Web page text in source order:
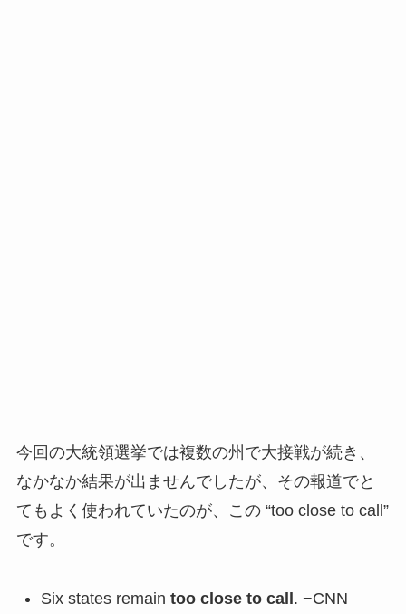
今回の大統領選挙では複数の州で大接戦が続き、
なかなか結果が出ませんでしたが、その報道でと
てもよく使われていたのが、この “too close to call”
です。
Six states remain too close to call . −CNN